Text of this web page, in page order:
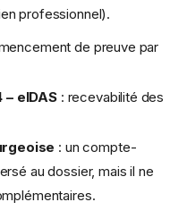
professionnel).
de preuve par
– eIDAS : recevabilité des
: un compte-
au dossier, mais il ne